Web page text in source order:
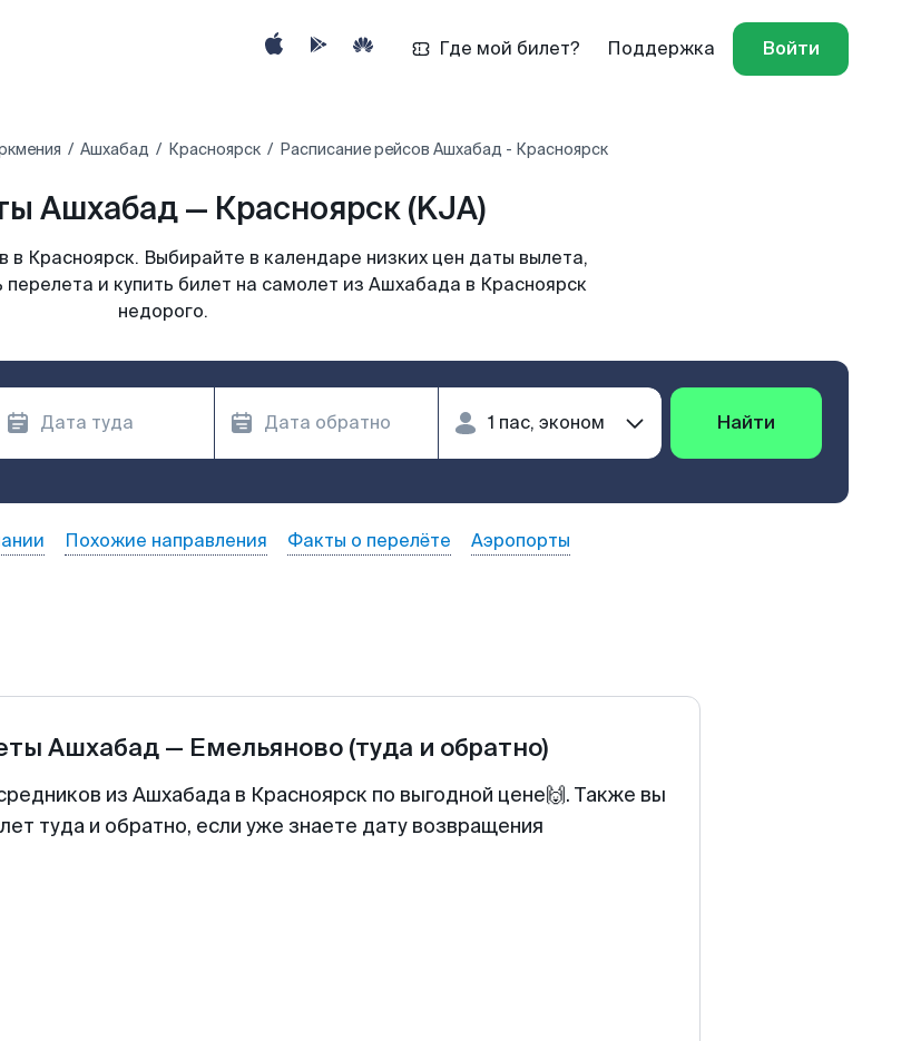
Где мой билет? Поддержка Войти
Ашхабад Красноярск Расписание рейсов Ашхабад - Красноярск
Ашхабад — Красноярск (KJA)
Красноярск. Выбирайте в календаре низких цен даты вылета,
и купить билет на самолет из Ашхабада в Красноярск
недорого.
Найти
Похожие направления Факты о перелёте Аэропорты
Ашхабад— Емельяново (туда и обратно)
из Ашхабада в Красноярск по выгодной цене🙌. Также вы
туда и обратно, если уже знаете дату возвращения